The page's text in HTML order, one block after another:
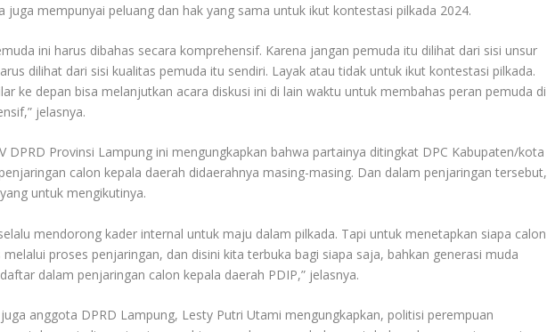
juga mempunyai peluang dan hak yang sama untuk ikut kontestasi pilkada 2024.
ini harus dibahas secara komprehensif. Karena jangan pemuda itu dilihat dari sisi unsur
dilihat dari sisi kualitas pemuda itu sendiri. Layak atau tidak untuk ikut kontestasi pilkada.
ke depan bisa melanjutkan acara diskusi ini di lain waktu untuk membahas peran pemuda di
jelasnya.
DPRD Provinsi Lampung ini mengungkapkan bahwa partainya ditingkat DPC Kabupaten/kota
calon kepala daerah didaerahnya masing-masing. Dan dalam penjaringan tersebut,
untuk mengikutinya.
mendorong kader internal untuk maju dalam pilkada. Tapi untuk menetapkan siapa calon
proses penjaringan, dan disini kita terbuka bagi siapa saja, bahkan generasi muda
dalam penjaringan calon kepala daerah PDIP,” jelasnya.
anggota DPRD Lampung, Lesty Putri Utami mengungkapkan, politisi perempuan